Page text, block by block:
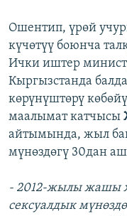
Ошентип, үрөй
күчөтүү боюнча
Ички иштер
Кыргызстанда
көрүнүштөрү
маалымат катчысы
айтымында, жыл
мүнөздөгү 30дан
- 2012-жылы жашы
сексуалдык